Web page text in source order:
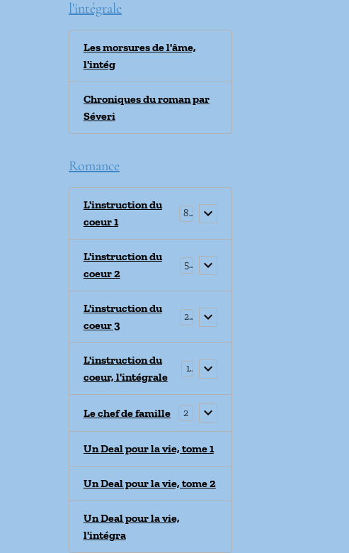
l'intégrale
Les morsures de l'âme,
l'intég
Chroniques du roman par
Séveri
Romance
L'instruction du
coeur 1
8
L'instruction du
coeur 2
5
L'instruction du
coeur 3
2
L'instruction du
coeur, l'intégrale
1
Le chef de famille 2
Un Deal pour la vie, tome 1
Un Deal pour la vie, tome 2
Un Deal pour la vie,
l'intégra